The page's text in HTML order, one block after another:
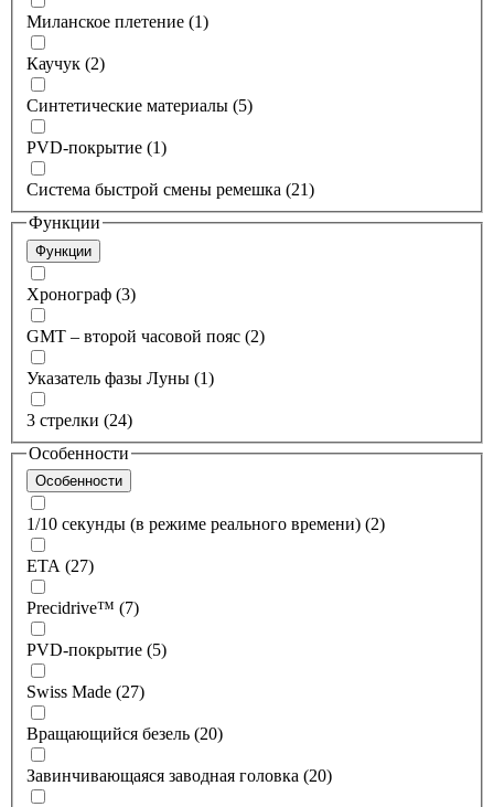
Миланское плетение (1)
Каучук (2)
Синтетические материалы (5)
PVD-покрытие (1)
Система быстрой смены ремешка (21)
Функции
Функции
Хронограф (3)
GMT – второй часовой пояс (2)
Указатель фазы Луны (1)
3 стрелки (24)
Особенности
Особенности
1/10 секунды (в режиме реального времени) (2)
ETA (27)
Precidrive™ (7)
PVD-покрытие (5)
Swiss Made (27)
Вращающийся безель (20)
Завинчивающаяся заводная головка (20)